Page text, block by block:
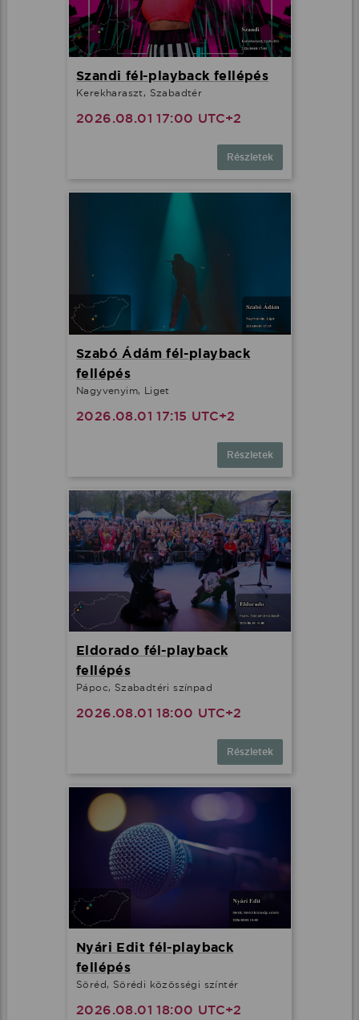
Szandi fél-playback fellépés
Kerekharaszt, Szabadtér
2026.08.01 17:00 UTC+2
Részletek
Szabó Ádám fél-playback
fellépés
Nagyvenyim, Liget
2026.08.01 17:15 UTC+2
Részletek
Eldorado fél-playback
fellépés
Pápoc, Szabadtéri színpad
2026.08.01 18:00 UTC+2
Részletek
Nyári Edit fél-playback
fellépés
Söréd, Sörédi közösségi színtér
2026.08.01 18:00 UTC+2